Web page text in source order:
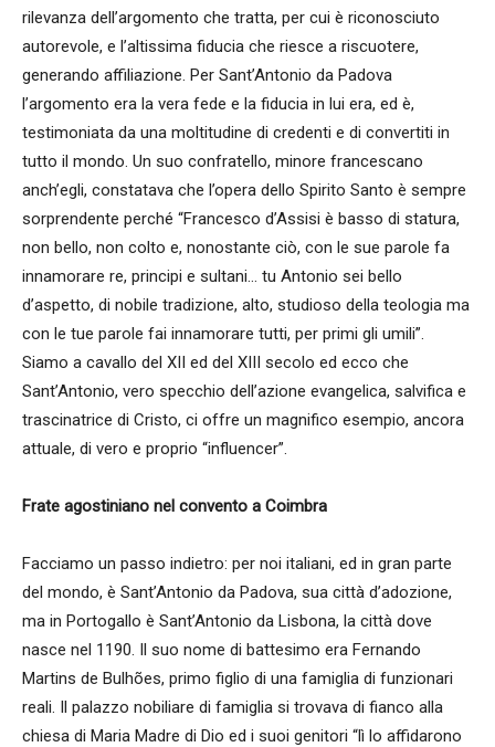
rilevanza dell’argomento che tratta, per cui è riconosciuto
autorevole, e l’altissima fiducia che riesce a riscuotere,
generando affiliazione. Per Sant’Antonio da Padova
l’argomento era la vera fede e la fiducia in lui era, ed è,
testimoniata da una moltitudine di credenti e di convertiti in
tutto il mondo. Un suo confratello, minore francescano
anch’egli, constatava che l’opera dello Spirito Santo è sempre
sorprendente perché “Francesco d’Assisi è basso di statura,
non bello, non colto e, nonostante ciò, con le sue parole fa
innamorare re, principi e sultani… tu Antonio sei bello
d’aspetto, di nobile tradizione, alto, studioso della teologia ma
con le tue parole fai innamorare tutti, per primi gli umili”.
Siamo a cavallo del XII ed del XIII secolo ed ecco che
Sant’Antonio, vero specchio dell’azione evangelica, salvifica e
trascinatrice di Cristo, ci offre un magnifico esempio, ancora
attuale, di vero e proprio “influencer”.
Frate agostiniano nel convento a Coimbra
Facciamo un passo indietro: per noi italiani, ed in gran parte
del mondo, è Sant’Antonio da Padova, sua città d’adozione,
ma in Portogallo è Sant’Antonio da Lisbona, la città dove
nasce nel 1190. Il suo nome di battesimo era Fernando
Martins de Bulhões, primo figlio di una famiglia di funzionari
reali. Il palazzo nobiliare di famiglia si trovava di fianco alla
chiesa di Maria Madre di Dio ed i suoi genitori “lì lo affidarono